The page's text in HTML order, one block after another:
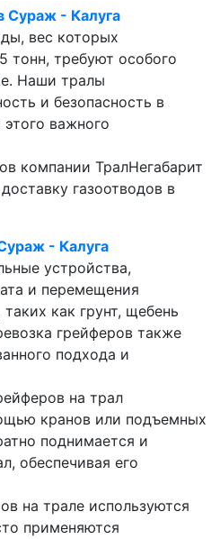
Сураж - Калуга
вес которых
тонн, требуют особого
Наши тралы
и безопасность в
важного
компании ТралНегабарит
газоотводов в
- Калуга
устройства,
и перемещения
как грунт, щебень
грейферов также
подхода и
на трал
кранов или подъемных
поднимается и
обеспечивая его
на трале используются
применяются